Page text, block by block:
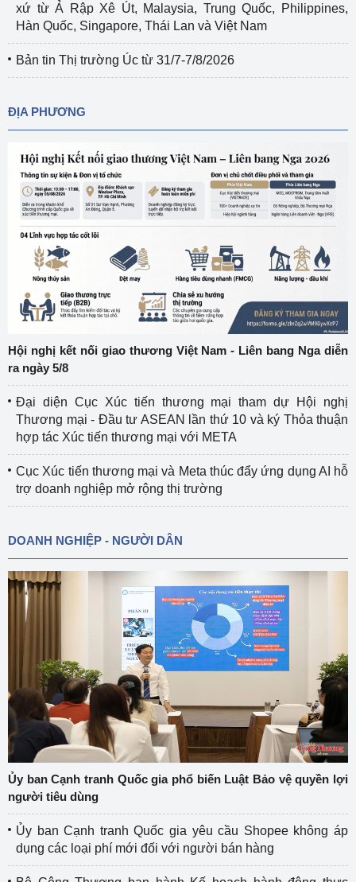
xứ từ Ả Rập Xê Út, Malaysia, Trung Quốc, Philippines,
Hàn Quốc, Singapore, Thái Lan và Việt Nam
Bản tin Thị trường Úc từ 31/7-7/8/2026
ĐỊA PHƯƠNG
Hội nghị kết nối giao thương Việt Nam - Liên bang Nga diễn
ra ngày 5/8
Đại diện Cục Xúc tiến thương mại tham dự Hội nghị
Thương mại - Đầu tư ASEAN lần thứ 10 và ký Thỏa thuận
hợp tác Xúc tiến thương mại với META
Cục Xúc tiến thương mại và Meta thúc đẩy ứng dụng AI hỗ
trợ doanh nghiệp mở rộng thị trường
DOANH NGHIỆP - NGƯỜI DÂN
Ủy ban Cạnh tranh Quốc gia phổ biến Luật Bảo vệ quyền lợi
người tiêu dùng
Ủy ban Cạnh tranh Quốc gia yêu cầu Shopee không áp
dụng các loại phí mới đối với người bán hàng